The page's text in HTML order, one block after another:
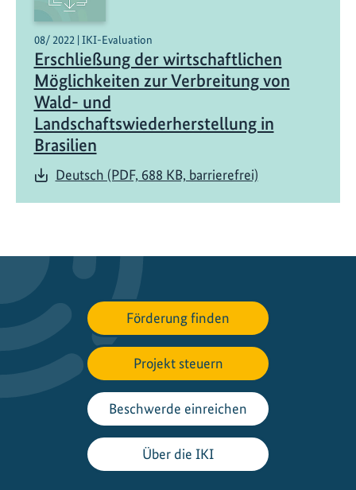
t
e
l
e
B
i
e
n
W
ä
l
d
e
r
08/ 2022 | IKI-Evaluation
Erschließung der wirtschaftlichen
Möglichkeiten zur Verbreitung von
Wald- und
Landschaftswiederherstellung in
Brasilien
Deutsch (PDF, 688 KB, barrierefrei)
Förderung finden
Projekt steuern
Beschwerde einreichen
Über die IKI